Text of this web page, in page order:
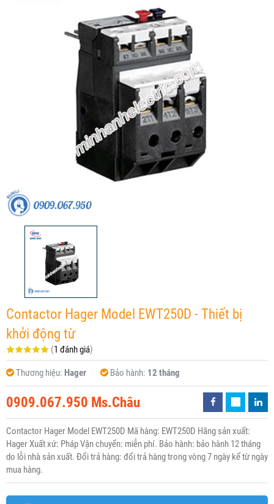
Contactor Hager Model EWT250D - Thiết bị
khởi động từ
(1 đánh giá)
Thương hiệu: Hager Bảo hành: 12 tháng
0909.067.950 Ms.Châu
Contactor Hager Model EWT250D Mã hàng: EWT250D Hãng sản xuất:
Hager Xuất xứ: Pháp Vận chuyển: miễn phí. Bảo hành: bảo hành 12 tháng
do lỗi nhà sản xuất. Đổi trả hàng: đổi trả hàng trong vòng 7 ngày kể từ ngày
mua hàng.